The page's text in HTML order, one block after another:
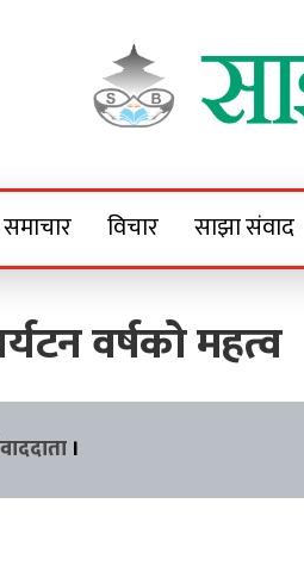
विचार साझा संवाद
वर्षको महत्व
।